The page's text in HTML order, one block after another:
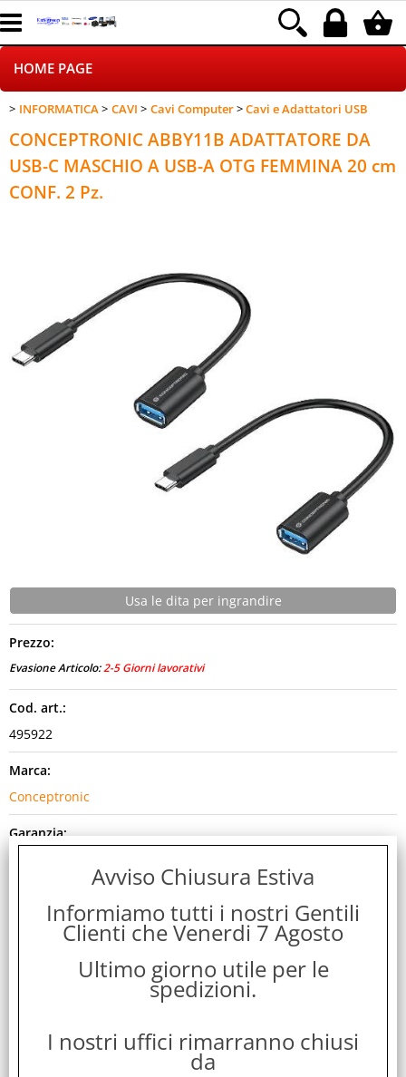
HOME PAGE
CHI SIAMO
LOGISTICA
SINCRONIZZATI CON NOI
SPEDIZIONI
INFORMATICA CAVI Cavi Computer Cavi e Adattatori USB
CONCEPTRONIC ABBY11B ADATTATORE DA
USB-C MASCHIO A USB-A OTG FEMMINA 20 cm
CONF. 2 Pz.
Usa le dita per ingrandire
Prezzo:
Evasione Articolo:2-5 Giorni lavorativi
Cod. art.:
495922
Marca:
Conceptronic
Garanzia:
ABBY11B
Avviso Chiusura Estiva
Informiamo tutti i nostri Gentili
Clienti che Venerdi 7 Agosto
Ultimo giorno utile per le
spedizioni.
I nostri uffici rimarranno chiusi
da